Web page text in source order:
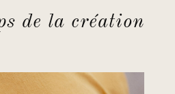
de la création